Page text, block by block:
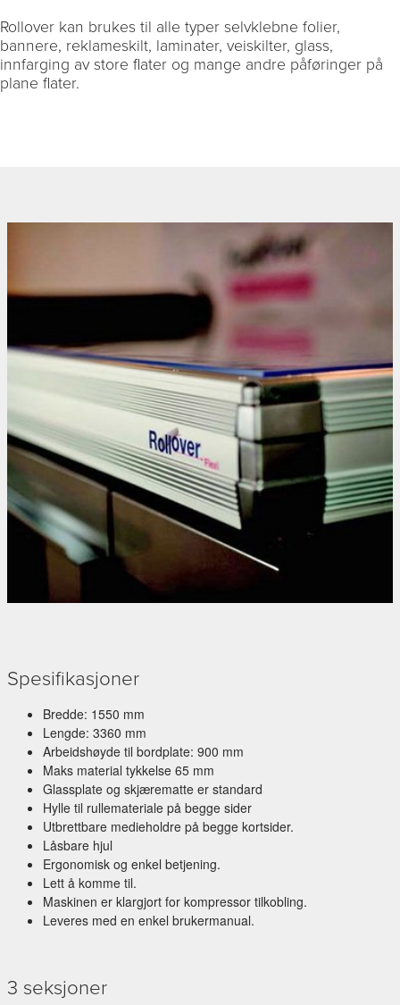
Rollover kan brukes til alle typer selvklebne folier,
bannere, reklameskilt, laminater, veiskilter, glass,
innfarging av store flater og mange andre påføringer på
plane flater.
Spesifikasjoner
Bredde: 1550 mm
Lengde: 3360 mm
Arbeidshøyde til bordplate: 900 mm
Maks material tykkelse 65 mm
Glassplate og skjærematte er standard
Hylle til rullemateriale på begge sider
Utbrettbare medieholdre på begge kortsider.
Låsbare hjul
Ergonomisk og enkel betjening.
Lett å komme til.
Maskinen er klargjort for kompressor tilkobling.
Leveres med en enkel brukermanual.
3 seksjoner